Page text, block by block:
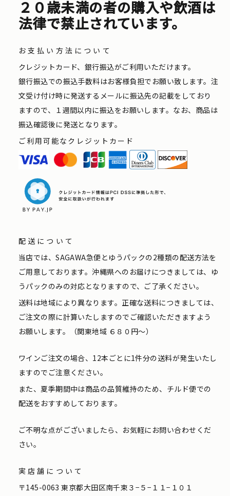
２０歳未満の者の購入や飲酒は
法律で禁止されています。
お支払い方法について
クレジットカード、銀行振込がご利用いただけます。
銀行振込での振込手数料はお客様負担でお願い致します。注
文受け付け時に発送するメールに振込先の記載をしており
ますので、１週間以内に振込をお願いします。なお、商品は
振込確認後に発送となります。
ご利用可能なクレジットカード
配送について
当店では、SAGAWA急便とゆうパックの2種類の配送方法を
ご用意しております。沖縄県へのお届けにつきましては、ゆ
うパックのみの対応となりますので、ご了承ください。
送料は地域により異なります。正確な送料につきましては、
ご注文の際に計算いたしますのでご確認いただきますよう
お願いします。（関東地域 ６８０円〜）
ワインご注文の場合、12本ごとに1件分の送料が発生いたし
ますのでご注意ください。
また、夏季期間中は商品の品質維持のため、チルド便での
配送をおすすめしております。
ご不明な点がございましたら、お気軽にお問い合わせくだ
さい。
実店舗について
〒145-0063 東京都大田区南千束３−５−１１−１０１